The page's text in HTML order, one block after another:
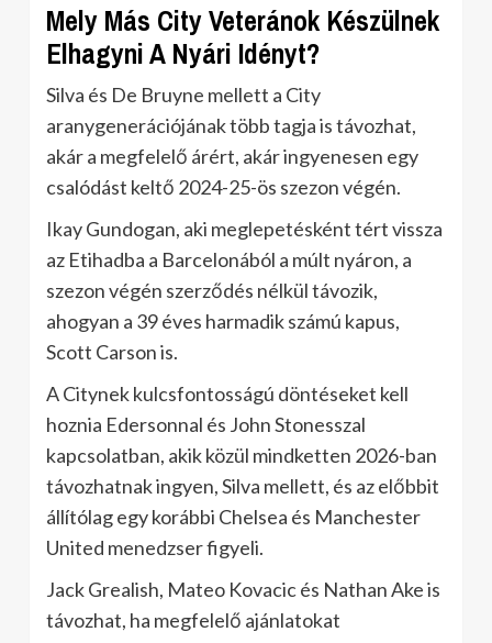
Mely Más City Veteránok Készülnek
Elhagyni A Nyári Idényt?
Silva és De Bruyne mellett a City
aranygenerációjának több tagja is távozhat,
akár a megfelelő árért, akár ingyenesen egy
csalódást keltő 2024-25-ös szezon végén.
Ikay Gundogan, aki meglepetésként tért vissza
az Etihadba a Barcelonából a múlt nyáron, a
szezon végén szerződés nélkül távozik,
ahogyan a 39 éves harmadik számú kapus,
Scott Carson is.
A Citynek kulcsfontosságú döntéseket kell
hoznia Edersonnal és John Stonesszal
kapcsolatban, akik közül mindketten 2026-ban
távozhatnak ingyen, Silva mellett, és az előbbit
állítólag egy korábbi Chelsea és Manchester
United menedzser figyeli.
Jack Grealish, Mateo Kovacic és Nathan Ake is
távozhat, ha megfelelő ajánlatokat